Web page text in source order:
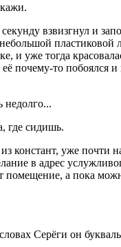
взвизгнул и
уже тогда
почему-то побоялся
где сидишь.
уже почти
в адрес
а пока
Серёги он